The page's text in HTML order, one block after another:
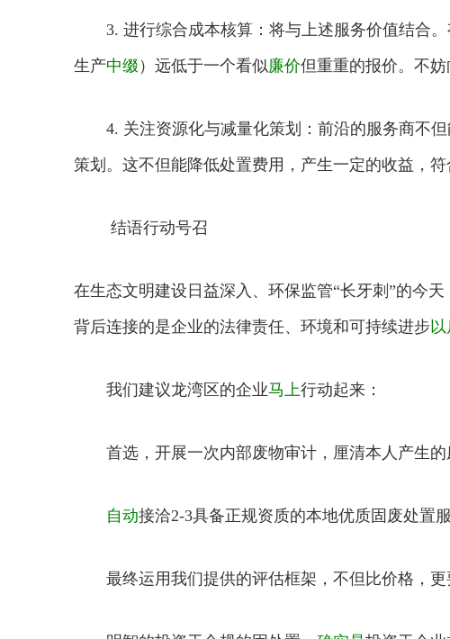
3. 进行综合成本核算：将与上述服务价值结合。
生产中缀 ）远低于一个看似廉价但重重的报价。不妨
4. 关注资源化与减量化策划：前沿的服务商不但
策划。这不但能降低处置费用，产生一定的收益，符
结语行动号召
在生态文明建设日益深入、环保监管“长牙刺”的今
背后连接的是企业的法律责任、环境和可持续进步以
我们建议龙湾区的企业马上行动起来：
首选，开展一次内部废物审计，厘清本人产生的
自动接洽2-3具备正规资质的本地优质固废处置
最终运用我们提供的评估框架，不但比价格，更